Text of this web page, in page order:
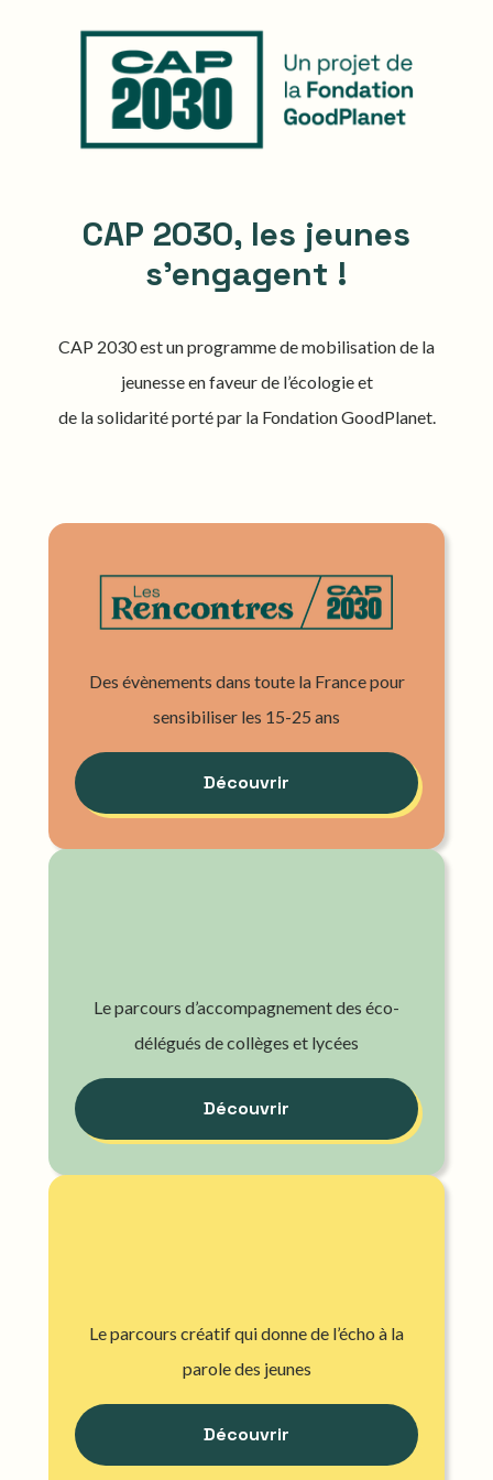
CAP 2030, les jeunes
s'engagent !
CAP 2030 est un programme de mobilisation de la
jeunesse en faveur de l’écologie et
de la solidarité porté par la Fondation GoodPlanet.
Des évènements dans toute la France pour
sensibiliser les 15-25 ans
Découvrir
Le parcours d’accompagnement des éco-
délégués de collèges et lycées
Découvrir
Le parcours créatif qui donne de l’écho à la
parole des jeunes
Découvrir